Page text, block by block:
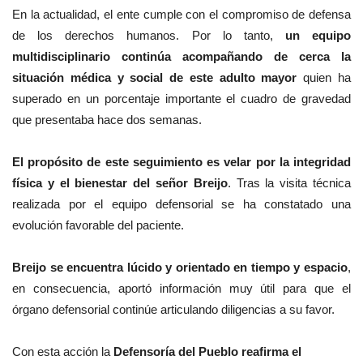
En la actualidad, el ente cumple con el compromiso de defensa
de los derechos humanos. Por lo tanto, un equipo
multidisciplinario continúa acompañando de cerca la
situación médica y social de este adulto mayorquien ha
superado en un porcentaje importante el cuadro de gravedad
que presentaba hace dos semanas.
El propósito de este seguimiento es velar por la integridad
física y el bienestar del señor Breijo. Tras la visita técnica
realizada por el equipo defensorial se ha constatado una
evolución favorable del paciente.
Breijo se encuentra lúcido y orientado en tiempo y espacio,
en consecuencia, aportó información muy útil para que el
órgano defensorial continúe articulando diligencias a su favor.
Con esta acción la Defensoría del Pueblo reafirma el